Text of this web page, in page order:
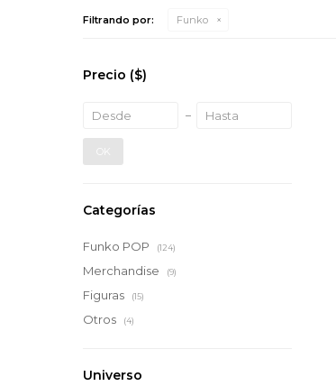
Filtrando por: Funko
Categorías
Funko POP (124)
Merchandise (9)
Figuras (15)
Otros (4)
Precio ($)
OK
Universo